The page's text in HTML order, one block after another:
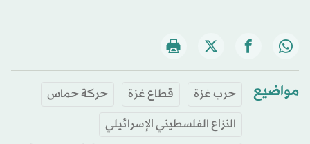
مواضيع حرب غزة قطاع غزة
حركة حماس
النزاع الفلسطيني الإسرائيلي